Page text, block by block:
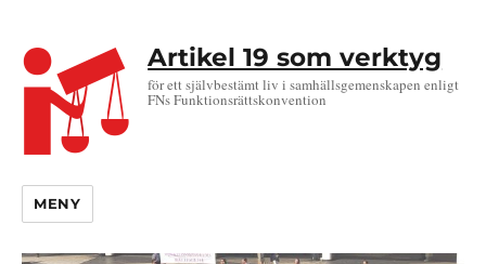
Artikel 19 som verktyg
för ett självbestämt liv i samhällsgemenskapen enligt
FNs Funktionsrättskonvention
MENY